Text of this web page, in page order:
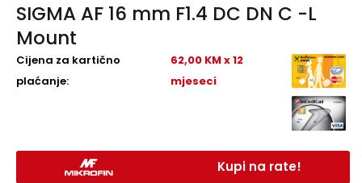
SIGMA AF 16 mm F1.4 DC DN C -L
Mount
Cijena za kartično
plaćanje:
62,00 KM x 12
mjeseci
Kupi na rate!